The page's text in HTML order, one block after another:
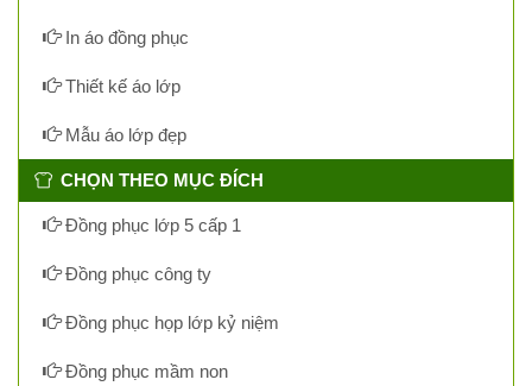
In áo đồng phục
Thiết kế áo lớp
Mẫu áo lớp đẹp
CHỌN THEO MỤC ĐÍCH
Đồng phục lớp 5 cấp 1
Đồng phục công ty
Đồng phục họp lớp kỷ niệm
Đồng phục mầm non